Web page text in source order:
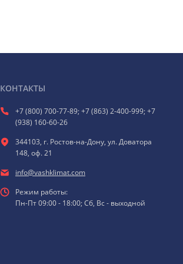
КОНТАКТЫ
+7 (800) 700-77-89; +7 (863) 2-400-999; +7
(938) 160-60-26
344103, г. Ростов-на-Дону, ул. Доватора
148, оф. 21
info@vashklimat.com
Режим работы:
Пн-Пт 09:00 - 18:00; Сб, Вс - выходной